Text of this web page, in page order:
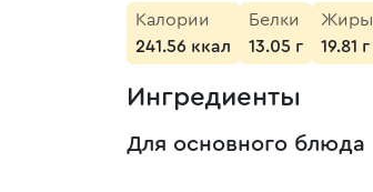
Калории
241.56 ккал
Белки
13.05 г
Жиры
19.81 г
Ингредиенты
Для основного блюда